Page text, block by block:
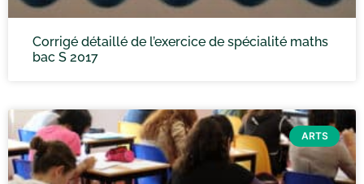
Corrigé détaillé de l’exercice de spécialité maths
bac S 2017
ARTS